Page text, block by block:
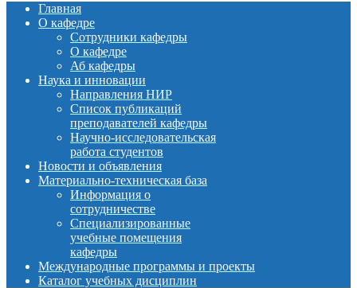
Главная
О кафедре
Сотрудники кафедры
О кафедре
Аб кафедры
Наука и инновации
Направления НИР
Список публикаций
преподавателей кафедры
Научно-исследовательская
работа студентов
Новости и объявления
Материально-техническая база
Информация о
сотрудничестве
Специализированные
учебные помещения
кафедры
Международные программы и проекты
Каталог учебных дисциплин